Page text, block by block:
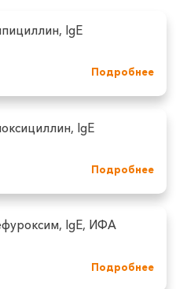
IgE
Подробнее
IgE
Подробнее
IgE, ИФА
Подробнее